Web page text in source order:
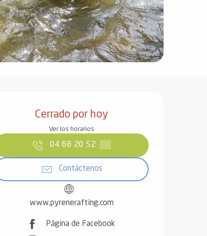
y datos de
Cerrado por hoy
Ver los horarios
04 68 20 52 ▒▒
Contáctenos
www.pyrenerafting.com
Página de Facebook